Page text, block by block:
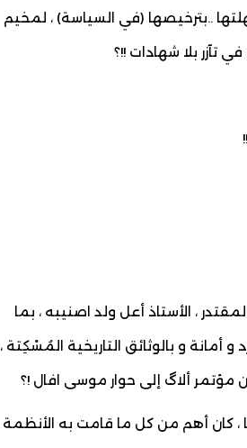
..بترخيصها (في السياسة) ، لمخيم
تآزر بلا شهادات !!؟
، الأستاذ أعل ولد اصنيبه ، بما
أمانة و بالوثائق التاريخية المُسْكِتة ،
ألاگ إلى حوار موسى افال !؟
، كان أهم من كل ما قامت به الأنظمة